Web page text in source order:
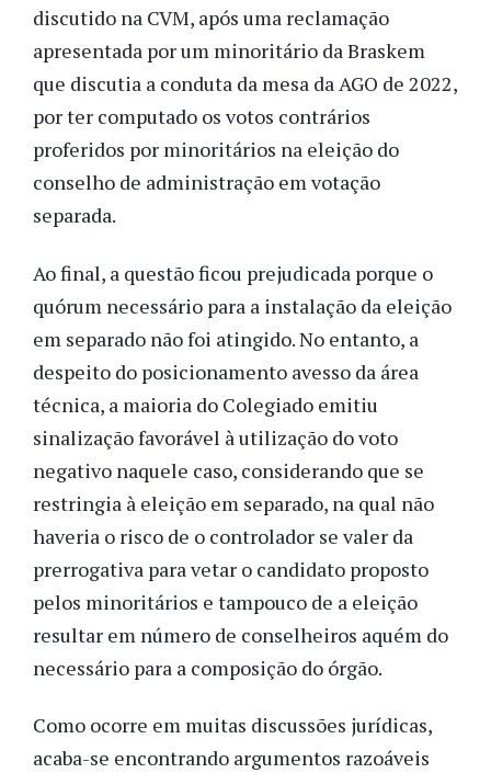
discutido na CVM, após uma reclamação
apresentada por um minoritário da Braskem
que discutia a conduta da mesa da AGO de 2022,
por ter computado os votos contrários
proferidos por minoritários na eleição do
conselho de administração em votação
separada.
Ao final, a questão ficou prejudicada porque o
quórum necessário para a instalação da eleição
em separado não foi atingido. No entanto, a
despeito do posicionamento avesso da área
técnica, a maioria do Colegiado emitiu
sinalização favorável à utilização do voto
negativo naquele caso, considerando que se
restringia à eleição em separado, na qual não
haveria o risco de o controlador se valer da
prerrogativa para vetar o candidato proposto
pelos minoritários e tampouco de a eleição
resultar em número de conselheiros aquém do
necessário para a composição do órgão.
Como ocorre em muitas discussões jurídicas,
acaba-se encontrando argumentos razoáveis